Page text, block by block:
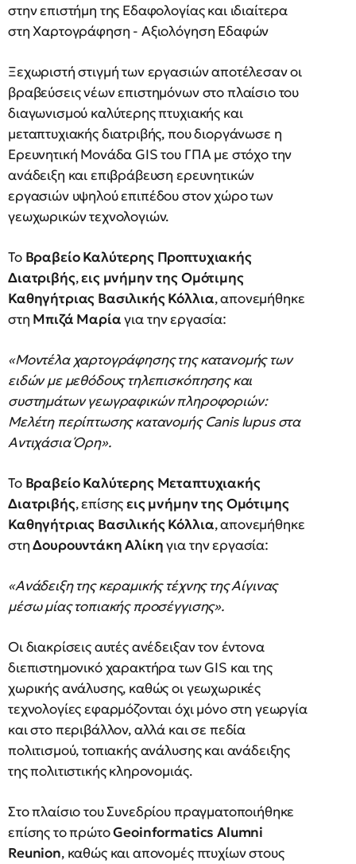
στην επιστήμη της Εδαφολογίας και ιδιαίτερα
στη Χαρτογράφηση - Αξιολόγηση Εδαφών
Ξεχωριστή στιγμή των εργασιών αποτέλεσαν οι
βραβεύσεις νέων επιστημόνων στο πλαίσιο του
διαγωνισμού καλύτερης πτυχιακής και
μεταπτυχιακής διατριβής, που διοργάνωσε η
Ερευνητική Μονάδα GIS του ΓΠΑ με στόχο την
ανάδειξη και επιβράβευση ερευνητικών
εργασιών υψηλού επιπέδου στον χώρο των
γεωχωρικών τεχνολογιών.
Το Βραβείο Καλύτερης Προπτυχιακής
Διατριβής,εις μνήμην της Ομότιμης
Καθηγήτριας Βασιλικής Κόλλια, απονεμήθηκε
στη Μπιζά Μαρίαγια την εργασία:
«Μοντέλα χαρτογράφησης της κατανομής των
ειδών με μεθόδους τηλεπισκόπησης και
συστημάτων γεωγραφικών πληροφοριών:
Μελέτη περίπτωσης κατανομής Canis lupus στα
Αντιχάσια Όρη».
Το Βραβείο Καλύτερης Μεταπτυχιακής
Διατριβής, επίσηςεις μνήμην της Ομότιμης
Καθηγήτριας Βασιλικής Κόλλια, απονεμήθηκε
στηΔουρουντάκη Αλίκηγια την εργασία:
«Ανάδειξη της κεραμικής τέχνης της Αίγινας
μέσω μίας τοπιακής προσέγγισης».
Οι διακρίσεις αυτές ανέδειξαν τον έντονα
διεπιστημονικό χαρακτήρα των GIS και της
χωρικής ανάλυσης, καθώς οι γεωχωρικές
τεχνολογίες εφαρμόζονται όχι μόνο στη γεωργία
και στο περιβάλλον, αλλά και σε πεδία
πολιτισμού, τοπιακής ανάλυσης και ανάδειξης
της πολιτιστικής κληρονομιάς.
Στο πλαίσιο του Συνεδρίου πραγματοποιήθηκε
επίσης το πρώτοGeoinformatics Alumni
Reunion, καθώς και απονομές πτυχίων στους